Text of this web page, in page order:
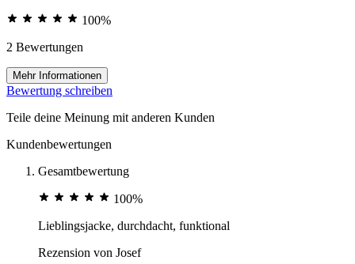
100%
2 Bewertungen
Mehr Informationen
Bewertung schreiben
Teile deine Meinung mit anderen Kunden
Kundenbewertungen
Gesamtbewertung
100%
Lieblingsjacke, durchdacht, funktional
Rezension von Josef